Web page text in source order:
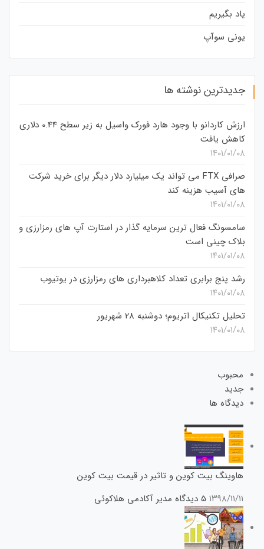
یاد بگیریم
یونی سوآپ
جدیدترین نوشته ها
ارزش کاردانو با وجود هارد فورک واسیل به زیر سطح 0.44 دلاری
کاهش یافت
۱۴۰۱/۰۱/۰۸
صرافی FTX می تواند یک میلیارد دلار دیگر برای خرید شرکت
های آسیب هزینه کند
۱۴۰۱/۰۱/۰۸
سامسونگ فعال‌ ترین سرمایه‌ گذار در استارت‌ آپ‌ های رمزارزی و
بلاک چینی است
۱۴۰۱/۰۱/۰۸
رشد پنج برابری تعداد کلاهبرداری های رمزارزی در یوتیوب
۱۴۰۱/۰۱/۰۸
تحلیل تکنیکال اتریوم؛ دوشنبه 28 شهریور
۱۴۰۱/۰۱/۰۸
محبوب
جدید
دیدگاه ها
هاوینگ بیت کوین و تاثیر در قیمت بیت کوین
۱۳۹۸/۱۱/۱۱ ۵ دیدگاه مدیر آکادمی هلاکوئی